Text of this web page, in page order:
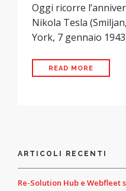
Oggi ricorre
Nikola Tesla
York, 7 gennaio
READ MORE
ARTICOLI RECENTI
Re-Solution Hub e Webfleet